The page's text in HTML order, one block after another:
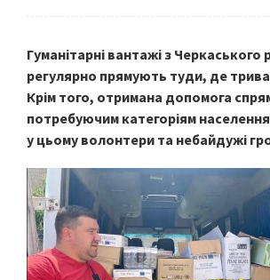
Гуманітарні вантажі з Черкаського
регулярно прямують туди, де
Крім того, отримана допомога
потребуючим категоріям
у цьому волонтери та небайдужі